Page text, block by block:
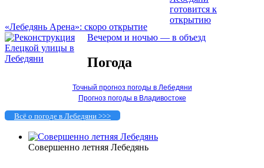
«Лебедянь Арена»: скоро открытие
Вечером и ночью — в объезд
Погода
Точный прогноз погоды в Лебедяни
Прогноз погоды в Владивостоке
Всё о погоде в Лебедяни >>>
Совершенно летняя Лебедянь